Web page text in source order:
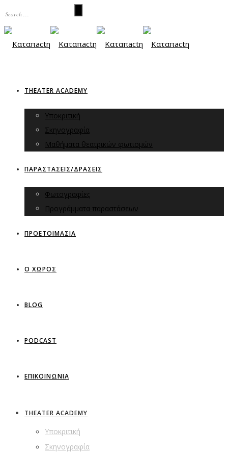
THEATER ACADEMY
Υποκριτική
Σκηνογραφία
Μαθήματα θεατρικών φωτισμών
ΠΑΡΑΣΤΑΣΕΙΣ/ΔΡΑΣΕΙΣ
Φωτογραφίες
Προγράμματα παραστάσεων
ΠΡΟΕΤΟΙΜΑΣΙΑ
Ο ΧΩΡΟΣ
BLOG
PODCAST
ΕΠΙΚΟΙΝΩΝΙΑ
THEATER ACADEMY
Υποκριτική
Σκηνογραφία